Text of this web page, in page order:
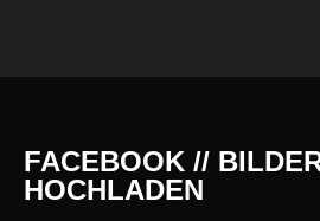
FACEBOOK //
HOCHLADEN